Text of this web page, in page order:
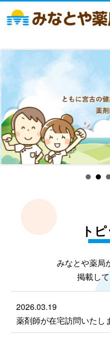
ト
みなとや薬局
掲載し
2026.03.19
薬剤師が在宅訪問いたし